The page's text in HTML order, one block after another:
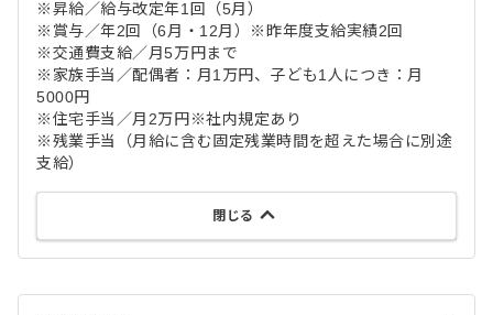
※昇給／給与改定年1回（5月）
※賞与／年2回（6月・12月）※昨年度支給実績2回
※交通費支給／月5万円まで
※家族手当／配偶者：月1万円、子ども1人につき：月
5000円
※住宅手当／月2万円※社内規定あり
※残業手当（月給に含む固定残業時間を超えた場合に別途
支給）
閉じる